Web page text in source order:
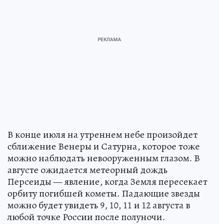
В конце июля на утреннем небе произойдет
сближение Венеры и Сатурна, которое тоже
можно наблюдать невооруженным глазом. В
августе ожидается метеорный дождь
Персеиды — явление, когда Земля пересекает
орбиту погибшей кометы. Падающие звезды
можно будет увидеть 9, 10, 11 и 12 августа в
любой точке России после полуночи.